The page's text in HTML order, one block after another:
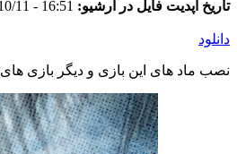
تاریخ آپدیت فایل در آرشیو: 16:51 - 2025/10/11
دانلود
نصب ماد های این بازی و دیگر بازی های Paradox Interactive توسط نصب کننده اختصاصی وبسایت و به صورت خودکار انجام می شود. در صورت مشاهده اشکال در ماد اینستالر با پشتیبانی تماس بگیرید.